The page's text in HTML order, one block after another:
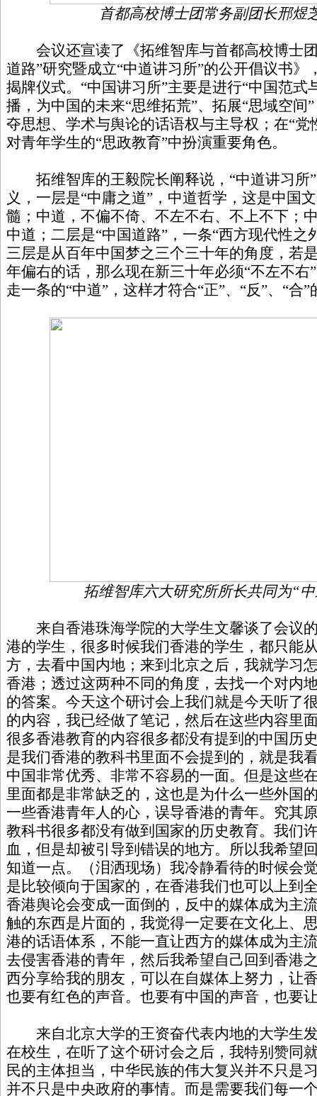
首都高校博士团常务副团长邢煜
会议还宣读了《拓维智库与首都高校博士团
道路”研究暨成立“中道讲习所”的公开倡议书》
揭牌仪式。“中国讲习所”主要是进行“中国范式
播，为中国的未来“思维拓荒”、拓展“思域空间
夺思想、学术与舆论的话语权与主导权；在“党
对青年学生的“思政教育”中扮演重要角色。
拓维智库的王毅院长阐释说，“中道讲习所”
义，一层是“中庸之道”，中道哲学，这是中国
髓；中道，不偏不倚、不左不右、不上不下；
中道；二层是“中国道路”，一条“西方现代性之
三层是从百年中国梦之三个三十年的角度，若
年偏右的话，那么现在新三十年必须“不左不右
走一条的“中道”，这样才符合“正”、“反”、“合
拓维智库六大研究所所长共同为“
来自香港珠海学院的大学生文馨谈了会议的
港的学生，很多时候我们香港的学生，都只能
方，去看中国内地；来到北京之后，我就学习
香港；透过这两种不同的角度，去找一个对内
的答案。今天这个研讨会上我们就是今天听了
的内容，我已经做了笔记，然后在这些内容里
很多香港教育的内容很多都没有提到的中国历
是我们香港的教科书里面不会提到的，就是我
中国非常优秀、非常不容易的一面。但是这些
里面都是非常缺乏的，这也是为什么一些外国
一些香港青年人的心，误导香港的青年。究其
教科书很多都没有做到国家的历史教育。我们
血，但是却被引导到错误的地方。所以我希望
知道一点。（泪洒现场）我冷静看待的时候会
是比较倾向于国家的，在香港我们也可以上到
香港舆论会变成一面倒的，反中的媒体成为主
触的东西是片面的，我觉得一定要在文化上、
港的话语体系，不能一直让西方的媒体成为主
去侵害香港的青年，然后我希望自己回到香港
西分享给我的朋友，可以在自媒体上努力，让
也要有红色的声音。也要有中国的声音，也要
来自北京大学的王资奋代表内地的大学生发
在校生，在听了这个研讨会之后，我特别赞同
民的主体担当，中华民族的伟大复兴并不只是
并不只是中央政府的事情。而是需要我们每一